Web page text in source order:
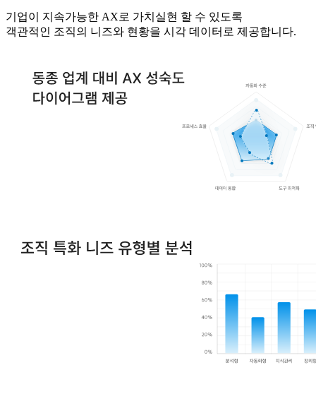
기업이 지속가능한 AX로 가치실현 할 수 있도록
객관적인 조직의 니즈와 현황을 시각 데이터로 제공합니다.